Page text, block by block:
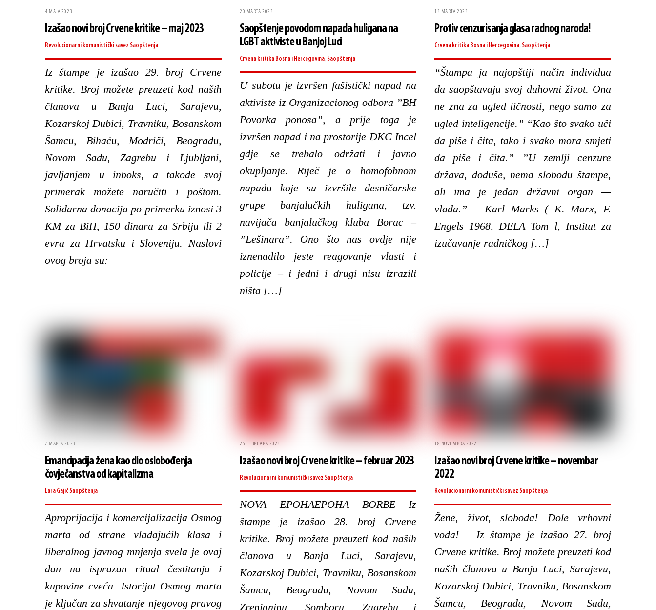
4 MAJA 2023
Izašao novi broj Crvene kritike – maj 2023
Revolucionarni komunistički savez Saopštenja
Iz štampe je izašao 29. broj Crvene
kritike. Broj možete preuzeti kod naših
članova u Banja Luci, Sarajevu,
Kozarskoj Dubici, Travniku, Bosanskom
Šamcu, Bihaću, Modriči, Beogradu,
Novom Sadu, Zagrebu i Ljubljani,
javljanjem u inboks, a takođe svoj
primerak možete naručiti i poštom.
Solidarna donacija po primerku iznosi 3
KM za BiH, 150 dinara za Srbiju ili 2
evra za Hrvatsku i Sloveniju. Naslovi
ovog broja su:
20 MARTA 2023
Saopštenje povodom napada huligana na
LGBT aktiviste u Banjoj Luci
Crvena kritika Bosna i Hercegovina Saopštenja
U subotu je izvršen fašistički napad na
aktiviste iz Organizacionog odbora ”BH
Povorka ponosa”, a prije toga je
izvršen napad i na prostorije DKC Incel
gdje se trebalo održati i javno
okupljanje. Riječ je o homofobnom
napadu koje su izvršile desničarske
grupe banjalučkih huligana, tzv.
navijača banjalučkog kluba Borac –
”Lešinara”. Ono što nas ovdje nije
iznenadilo jeste reagovanje vlasti i
policije – i jedni i drugi nisu izrazili
ništa […]
13 MARTA 2023
Protiv cenzurisanja glasa radnog naroda!
Crvena kritika Bosna i Hercegovina Saopštenja
“Štampa ja najopštiji način individua
da saopštavaju svoj duhovni život. Ona
ne zna za ugled ličnosti, nego samo za
ugled inteligencije.” “Kao što svako uči
da piše i čita, tako i svako mora smjeti
da piše i čita.” ”U zemlji cenzure
država, doduše, nema slobodu štampe,
ali ima je jedan državni organ —
vlada.” – Karl Marks ( K. Marx, F.
Engels 1968, DELA Tom l, Institut za
izučavanje radničkog […]
7 MARTA 2023
Emancipacija žena kao dio oslobođenja
čovječanstva od kapitalizma
Lara Gajić Saopštenja
Aproprijacija i komercijalizacija Osmog
marta od strane vladajućih klasa i
liberalnog javnog mnjenja svela je ovaj
dan na isprazan ritual čestitanja i
kupovine cveća. Istorijat Osmog marta
je ključan za shvatanje njegovog pravog
25 FEBRUARA 2023
Izašao novi broj Crvene kritike – februar 2023
Revolucionarni komunistički savez Saopštenja
NOVA EPOHAEPOHA BORBE Iz
štampe je izašao 28. broj Crvene
kritike. Broj možete preuzeti kod naših
članova u Banja Luci, Sarajevu,
Kozarskoj Dubici, Travniku, Bosanskom
Šamcu, Beogradu, Novom Sadu,
Zrenjaninu, Somboru, Zagrebu i
18 NOVEMBRA 2022
Izašao novi broj Crvene kritike – novembar
2022
Revolucionarni komunistički savez Saopštenja
Žene, život, sloboda! Dole vrhovni
vođa! Iz štampe je izašao 27. broj
Crvene kritike. Broj možete preuzeti kod
naših članova u Banja Luci, Sarajevu,
Kozarskoj Dubici, Travniku, Bosanskom
Šamcu, Beogradu, Novom Sadu,